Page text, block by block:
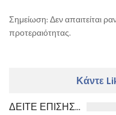
Σημείωση: Δεν απαιτείται
προτεραιότητας.
Κάντε
ΔΕΙΤΕ ΕΠΙΣΗΣ...